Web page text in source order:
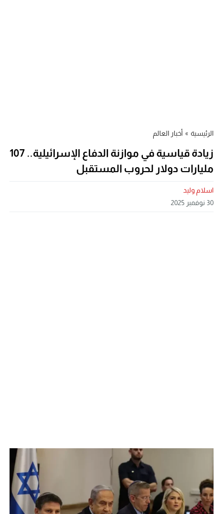
الرئيسية » أخبار العالم
زيادة قياسية في موازنة الدفاع الإسرائيلية.. 107
مليارات دولار لحروب المستقبل
اسلام وليد
30 نوفمبر 2025